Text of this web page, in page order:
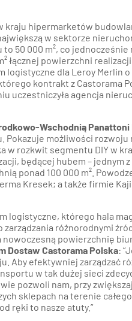
kraju hipermarketów
w sektorze
50 000 m², co jednocześnie
łącznej powierzchni
logistyczne dla Leroy Merlin
kontrakt z Castorama
uczestniczyła agencja
Wschodnią Panattoni
Pokazuje możliwości rozwoju
w rozkwit segmentu DIY w
będącej hubem – jednym
ponad 100 000 m².
Kresek; a także firmie
logistyczne, którego hala
różnorodnymi
nowoczesną powierzchnię
Dostaw Castorama Polska:
Aby efektywniej zarządzać
w tak dużej sieci
pozwoli nam, przy
sklepach na terenie
ręki to nasze atuty.”